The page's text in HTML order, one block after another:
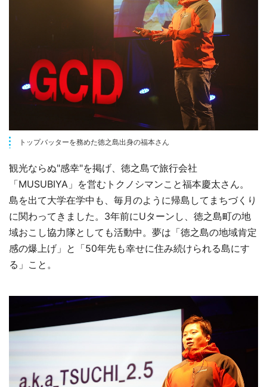
トップバッターを務めた徳之島出身の福本さん
観光ならぬ"感幸"を掲げ、徳之島で旅行会社
「MUSUBIYA」を営むトクノシマンこと福本慶太さん。
島を出て大学在学中も、毎月のように帰島してまちづくり
に関わってきました。3年前にUターンし、徳之島町の地
域おこし協力隊としても活動中。夢は「徳之島の地域肯定
感の爆上げ」と「50年先も幸せに住み続けられる島にす
る」こと。